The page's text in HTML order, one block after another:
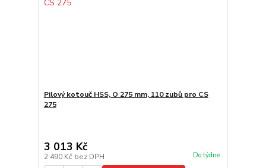
Pilový kotouč HSS, O 275 mm, 110 zubů pro CS
275
3 013 Kč
2 490 Kč bez DPH Do týdne